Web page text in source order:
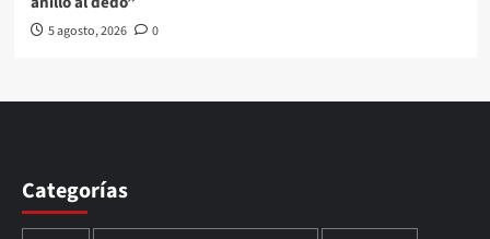
5 agosto, 2026 0
Categorías